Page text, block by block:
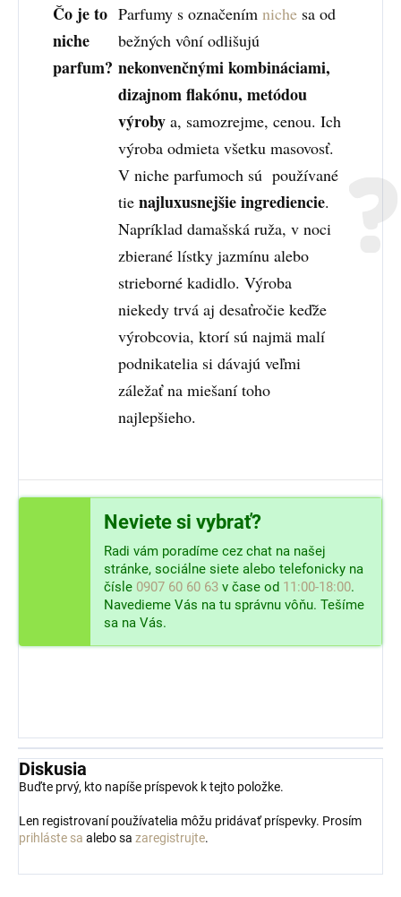
Čo je to
niche
parfum?
Parfumy s označením niche sa od
bežných vôní odlišujú
nekonvenčnými kombináciami,
dizajnom flakónu, metódou
výroby a, samozrejme, cenou. Ich
výroba odmieta všetku masovosť.
V niche parfumoch sú používané
tie najluxusnejšie ingrediencie.
Napríklad damašská ruža, v noci
zbierané lístky jazmínu alebo
strieborné kadidlo. Výroba
niekedy trvá aj desaťročie keďže
výrobcovia, ktorí sú najmä malí
podnikatelia si dávajú veľmi
záležať na miešaní toho
najlepšieho.
Neviete si vybrať?
Radi vám poradíme cez chat na našej
stránke, sociálne siete alebo telefonicky na
čísle 0907 60 60 63 v čase od 11:00-18:00.
Navedieme Vás na tu správnu vôňu. Tešíme
sa na Vás.
Diskusia
Buďte prvý, kto napíše príspevok k tejto položke.
Len registrovaní používatelia môžu pridávať príspevky. Prosím
prihláste sa alebo sa zaregistrujte.